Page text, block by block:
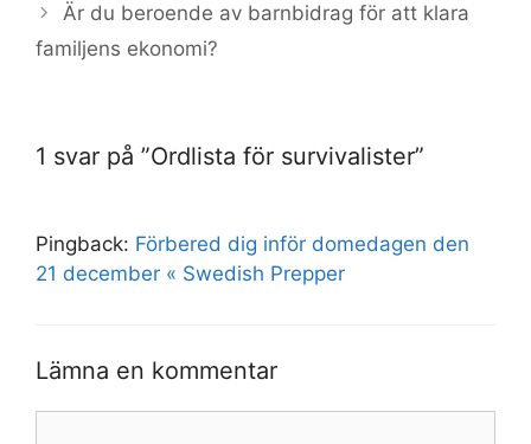
Är du beroende av barnbidrag för att klara
familjens ekonomi?
1 svar på ”Ordlista för survivalister”
Pingback: Förbered dig inför domedagen den
21 december « Swedish Prepper
Lämna en kommentar